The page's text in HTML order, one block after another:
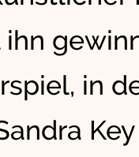
ihn
in